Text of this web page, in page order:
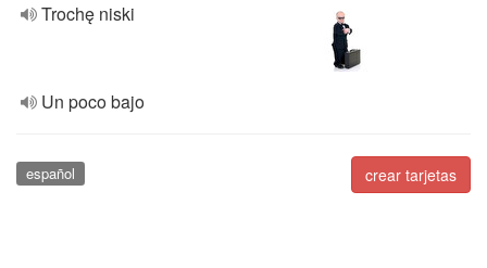
Trochę niski
Un poco bajo
crear tarjetas
español